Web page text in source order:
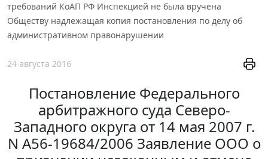
требований КоАП РФ Инспекцией не была вручена
Обществу надлежащая копия постановления по делу об
административном правонарушении
24 августа 2016
Постановление Федерального
арбитражного суда Северо-
Западного округа от 14 мая 2007 г.
N А56-19684/2006 Заявление ООО о